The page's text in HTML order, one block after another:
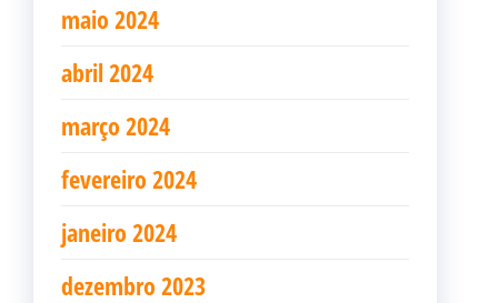
maio 2024
abril 2024
março 2024
fevereiro 2024
janeiro 2024
dezembro 2023